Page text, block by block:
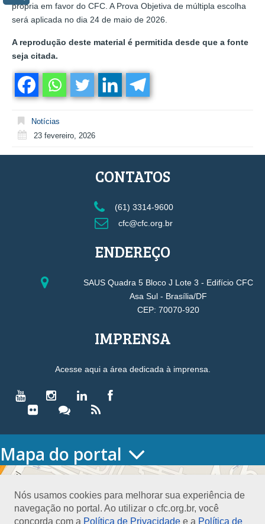
própria em favor do CFC. A Prova Objetiva de múltipla escolha
será aplicada no dia 24 de maio de 2026.
A reprodução deste material é permitida desde que a fonte
seja citada.
Notícias
23 fevereiro, 2026
Nós usamos cookies para melhorar sua experiência de
navegação no portal. Ao utilizar o cfc.org.br, você
concorda com a Política de Privacidade e a Política de
CONTATOS
(61) 3314-9600
cfc@cfc.org.br
ENDEREÇO
SAUS Quadra 5 Bloco J Lote 3 - Edifício CFC
Asa Sul - Brasília/DF
CEP: 70070-920
IMPRENSA
Acesse aqui a área dedicada à imprensa.
Mapa do portal
HOME
Conselho Diretor
Nossa Sede